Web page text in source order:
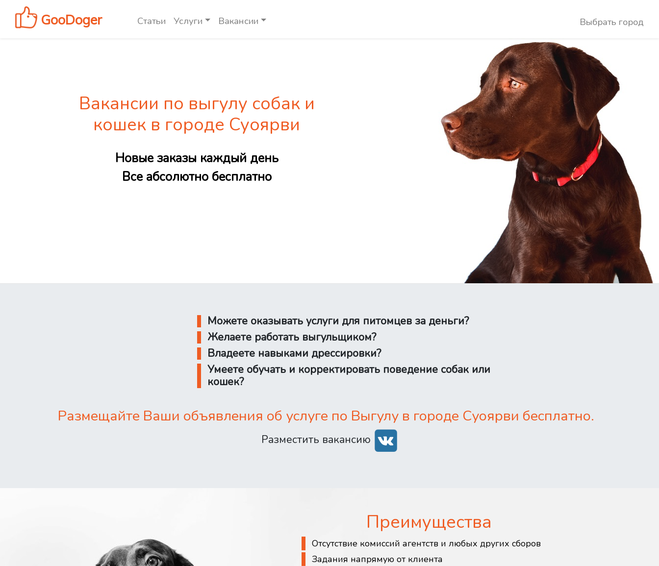
GooDoger Статьи Услуги Вакансии Выбрать город
Вакансии по выгулу собак и
кошек в городе Суоярви
Новые заказы каждый день
Все абсолютно бесплатно
Можете оказывать услуги для питомцев за деньги?
Желаете работать выгульщиком?
Владеете навыками дрессировки?
Умеете обучать и корректировать поведение собак или
кошек?
Размещайте Ваши объявления об услуге по Выгулу в городе Суоярви бесплатно.
Разместить вакансию
Преимущества
Отсутствие комиссий агентств и любых других сборов
Задания напрямую от клиента